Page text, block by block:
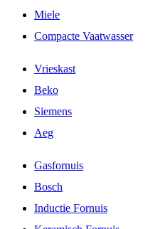
Miele
Compacte Vaatwasser
Vrieskast
Beko
Siemens
Aeg
Gasfornuis
Bosch
Inductie Fornuis